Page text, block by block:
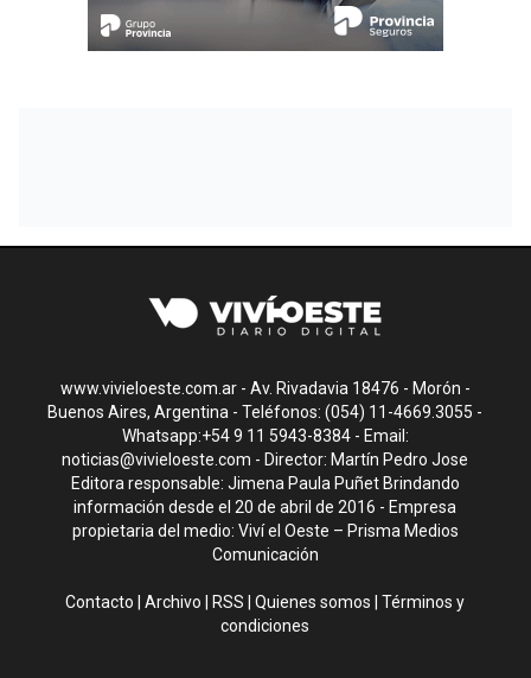
www.vivieloeste.com.ar - Av. Rivadavia 18476 - Morón -
Buenos Aires, Argentina - Teléfonos: (054) 11-4669.3055 -
Whatsapp:+54 9 11 5943-8384 - Email:
noticias@vivieloeste.com - Director: Martín Pedro Jose
Editora responsable: Jimena Paula Puñet Brindando
información desde el 20 de abril de 2016 - Empresa
propietaria del medio: Viví el Oeste – Prisma Medios
Comunicación
Contacto |Archivo RSS |Quienes somos |Términos y
condiciones